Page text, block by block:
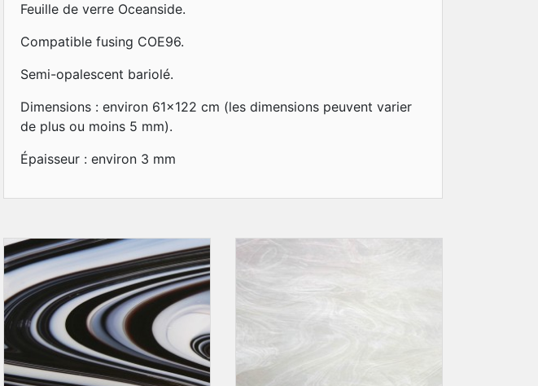
Feuille de verre Oceanside.
Compatible fusing COE96.
Semi-opalescent bariolé.
Dimensions : environ 61x122 cm (les dimensions peuvent varier
de plus ou moins 5 mm).
Épaisseur : environ 3 mm